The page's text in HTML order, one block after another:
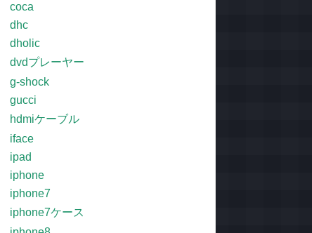
coca
dhc
dholic
dvdプレーヤー
g-shock
gucci
hdmiケーブル
iface
ipad
iphone
iphone7
iphone7ケース